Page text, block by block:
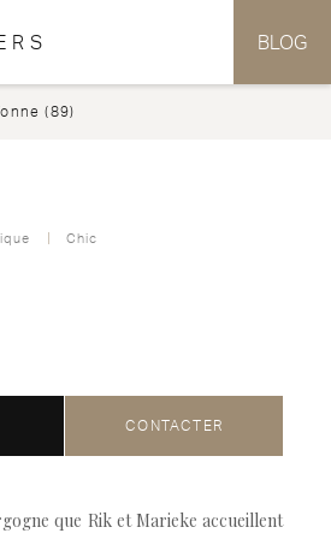
BLOG
(89)
Chic
CONTACTER
que Rik et Marieke accueillent